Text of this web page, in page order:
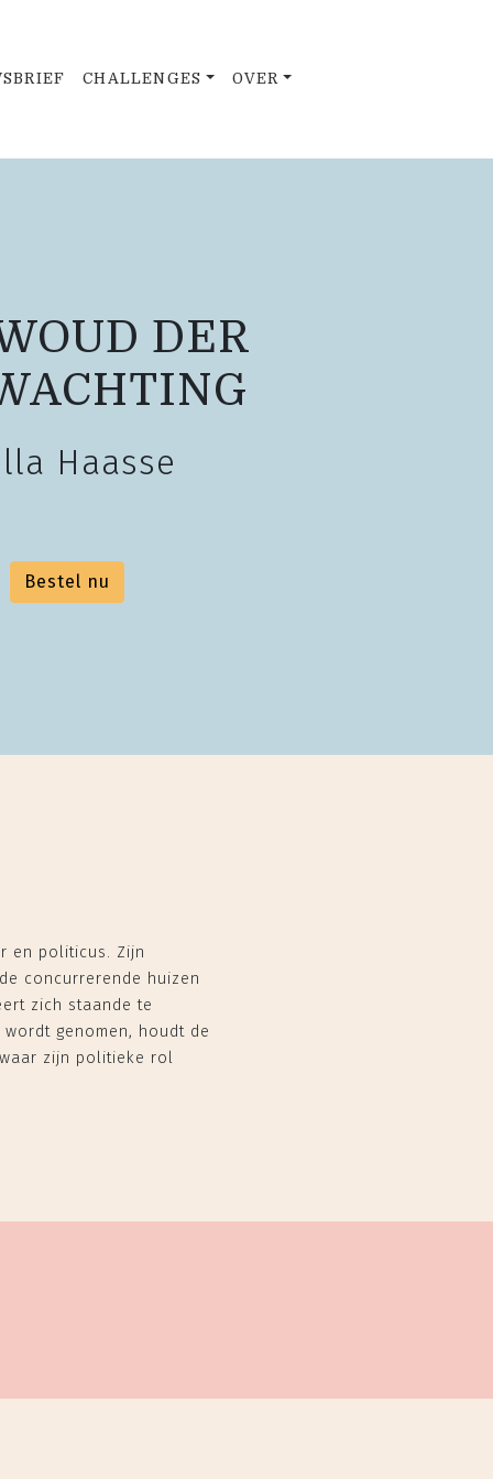
CHALLENGES OVER
DER
Haasse
Bestel nu
en politicus. Zijn
concurrerende huizen
zich staande te
genomen, houdt de
zijn politieke rol